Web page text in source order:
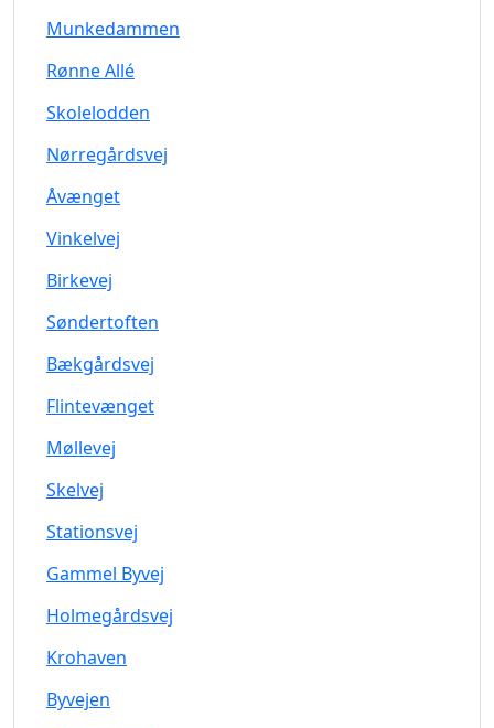
Munkedammen
Rønne Allé
Skolelodden
Nørregårdsvej
Åvænget
Vinkelvej
Birkevej
Søndertoften
Bækgårdsvej
Flintevænget
Møllevej
Skelvej
Stationsvej
Gammel Byvej
Holmegårdsvej
Krohaven
Byvejen